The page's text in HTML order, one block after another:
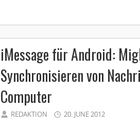
iMessage für Android:
Synchronisieren von
Computer
REDAKTION 20. JUNE 2012